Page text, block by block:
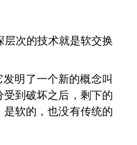
层次的技术就是软交换
明了一个新的概念叫
到破坏之后，剩下的
软的，也没有传统的